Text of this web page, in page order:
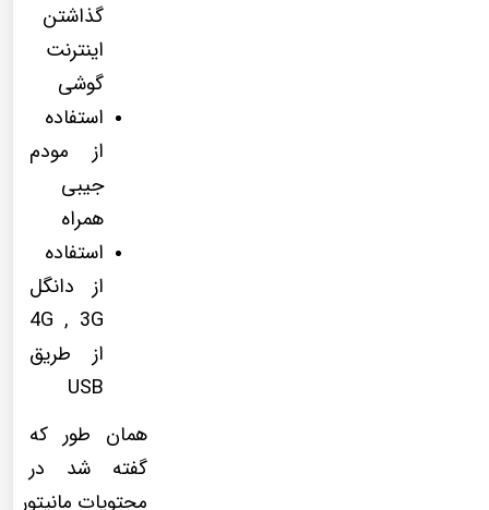
گذاشتن
اینترنت
گوشی
استفاده
از مودم
جیبی
همراه
استفاده
از دانگل
4G , 3G
از طریق
USB
همان طور که
گفته شد در
محتویات مانیتور